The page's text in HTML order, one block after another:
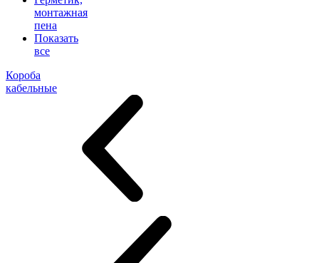
монтажная
пена
Показать
все
Короба
кабельные